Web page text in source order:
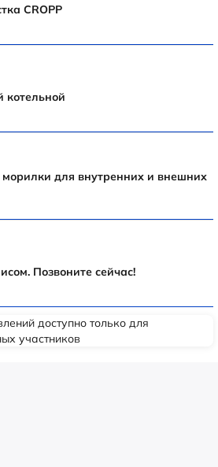
CROPP
котельной
для внутренних и внешних
Позвоните сейчас!
доступно только для
участников